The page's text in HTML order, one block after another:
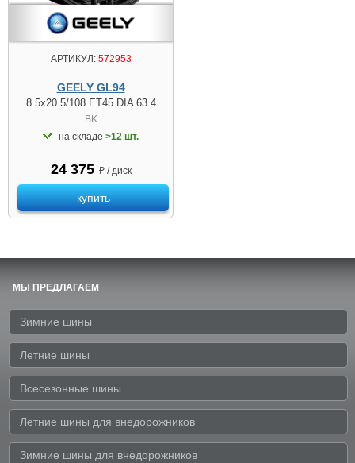
АРТИКУЛ:572953
GEELY GL94
8.5x20 5/108 ET45 DIA 63.4
BK
на складе >12 шт.
24 375 ₽ / диск
купить
МЫ ПРЕДЛАГАЕМ
Зимние шины
Летние шины
Всесезонные шины
Летние шины для внедорожников
Зимние шины для внедорожников